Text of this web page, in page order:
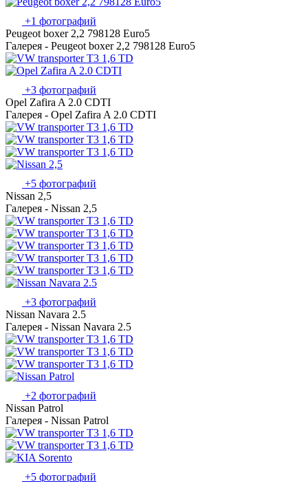
+1 фотографий
Peugeot boxer 2,2 798128 Euro5
Галерея - Peugeot boxer 2,2 798128 Euro5
+3 фотографий
Opel Zafira A 2.0 CDTI
Галерея - Opel Zafira A 2.0 CDTI
+5 фотографий
Nissan 2,5
Галерея - Nissan 2,5
+3 фотографий
Nissan Navara 2.5
Галерея - Nissan Navara 2.5
+2 фотографий
Nissan Patrol
Галерея - Nissan Patrol
+5 фотографий